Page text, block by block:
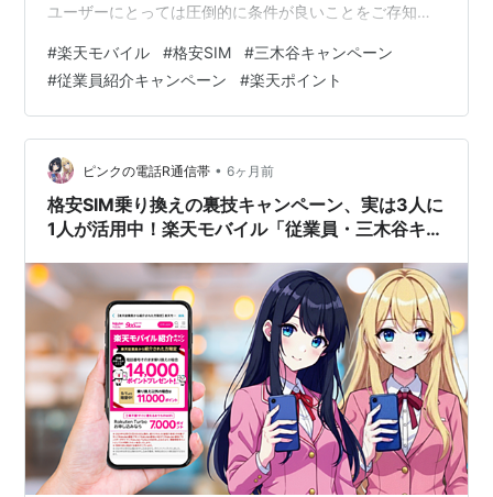
ユーザーにとっては圧倒的に条件が良いことをご存知で
谷キャンペーンにはない、従業員紹介ならではの「3つの
最強メリット」を解説します。 ▼キャンペーンの詳細は
こちらをご確認ください（紹介リンクです）
▼https://r10.to/hPx5Fw 1. 【最大5回線まで】家族全
員・サブ機もすべてポイント対象 三木谷キャンペーンを
含む多くのキャンペーンが…
#楽天モバイル #格安SIM #三木谷キャンペーン
#従業員紹介キャンペーン #楽天ポイント
ピンクの電話R通信帯 • 6ヶ月前
格安SIM乗り換えの裏技キャンペーン、実は3人に
1人が活用中！楽天モバイル「従業員・三木谷キャ